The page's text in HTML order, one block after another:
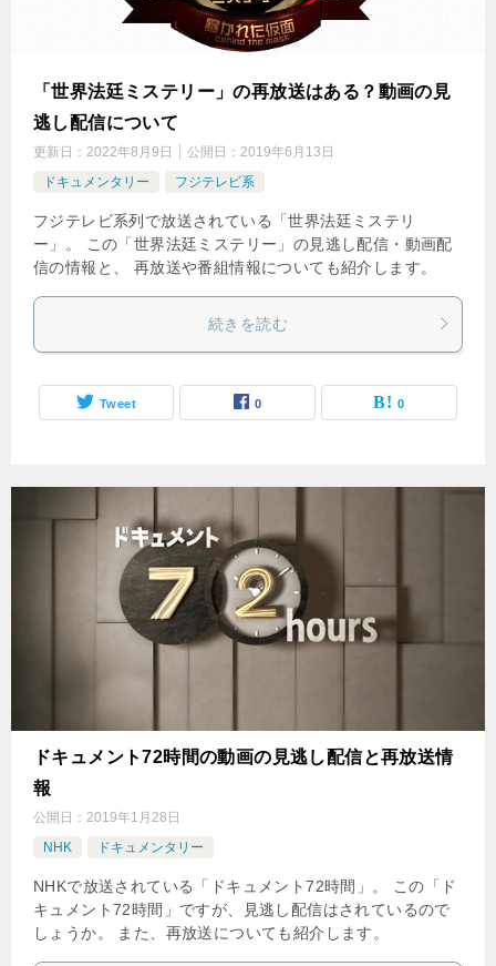
「世界法廷ミステリー」の再放送はある？動画の見
逃し配信について
更新日： 2022年8月9日 公開日： 2019年6月13日
ドキュメンタリー
フジテレビ系
フジテレビ系列で放送されている「世界法廷ミステリ
ー」。 この「世界法廷ミステリー」の見逃し配信・動画配
信の情報と、 再放送や番組情報についても紹介します。
続きを読む
Tweet 0 0
ドキュメント72時間の動画の見逃し配信と再放送情
報
公開日： 2019年1月28日
NHK
ドキュメンタリー
NHKで放送されている「ドキュメント72時間」。 この「ド
キュメント72時間」ですが、見逃し配信はされているので
しょうか。 また、再放送についても紹介します。